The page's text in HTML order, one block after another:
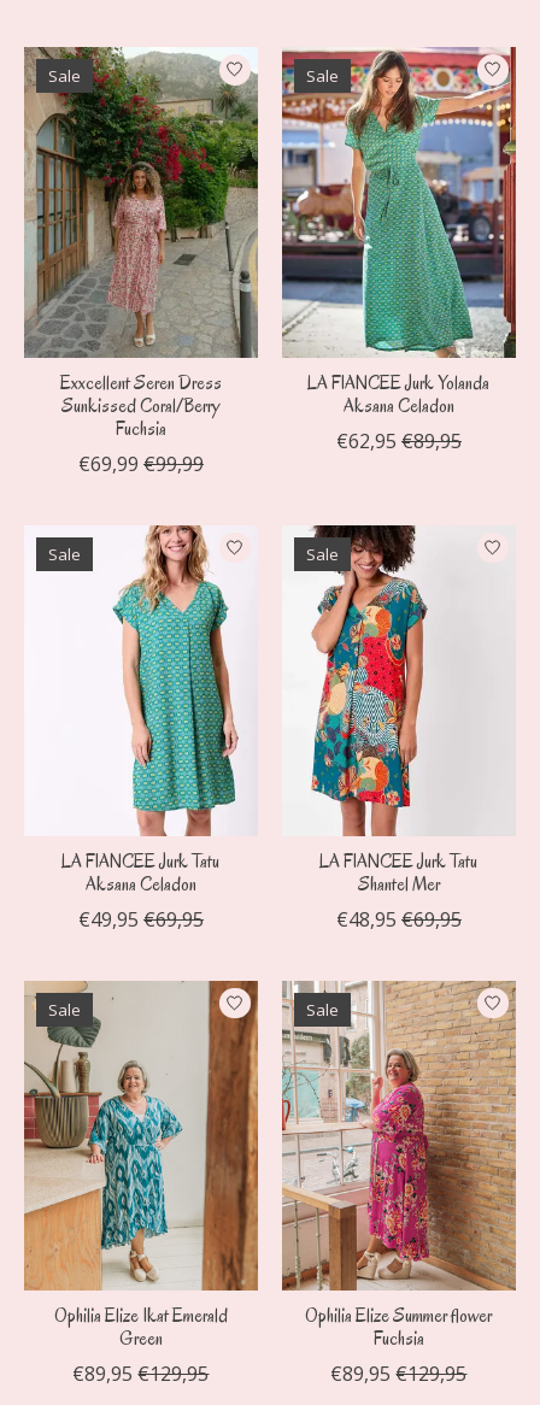
Sale
Exxcellent Seren Dress
Sunkissed Coral/Berry
Fuchsia
€69,99 €99,99
Sale
LA FIANCEE Jurk Yolanda
Aksana Celadon
€62,95 €89,95
Sale
LA FIANCEE Jurk Tatu
Aksana Celadon
€49,95 €69,95
Sale
LA FIANCEE Jurk Tatu
Shantel Mer
€48,95 €69,95
Sale
Ophilia Elize Ikat Emerald
Green
€89,95 €129,95
Sale
Ophilia Elize Summer flower
Fuchsia
€89,95 €129,95